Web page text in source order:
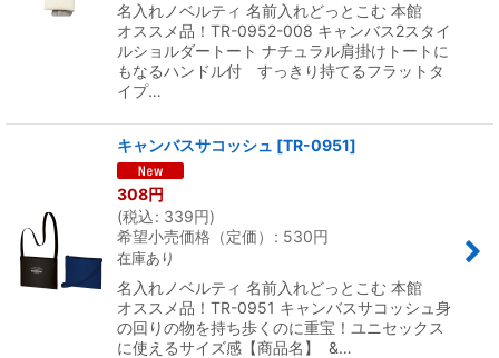
名入れノベルティ 名前入れどっとこむ 本館
オススメ品！TR-0952-008 キャンバス2スタイ
ルショルダートート ナチュラル肩掛けトートに
もなるハンドル付 すっきり持てるフラットタ
イプ…
キャンバスサコッシュ [TR-0951]
308円
(税込: 339円)
希望小売価格（定価）
: 530円
在庫あり
名入れノベルティ 名前入れどっとこむ 本館
オススメ品！TR-0951 キャンバスサコッシュ身
の回りの物を持ち歩くのに重宝！ユニセックス
に使えるサイズ感【商品名】 &…